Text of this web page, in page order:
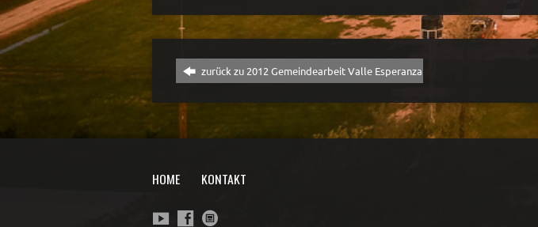
zurück zu 2012 Gemeindearbeit Valle Esperanza
HOME KONTAKT